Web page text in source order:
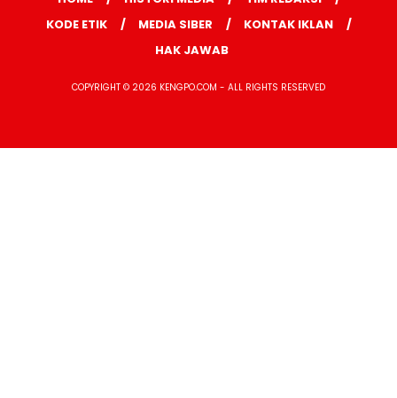
KODE ETIK
MEDIA SIBER
KONTAK IKLAN
HAK JAWAB
COPYRIGHT © 2026 KENGPO.COM - ALL RIGHTS RESERVED